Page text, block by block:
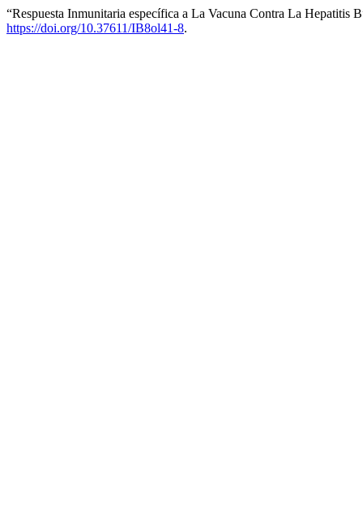
“Respuesta Inmunitaria específica a La Vacuna Contra La Hepatitis
https://doi.org/10.37611/IB8ol41-8.